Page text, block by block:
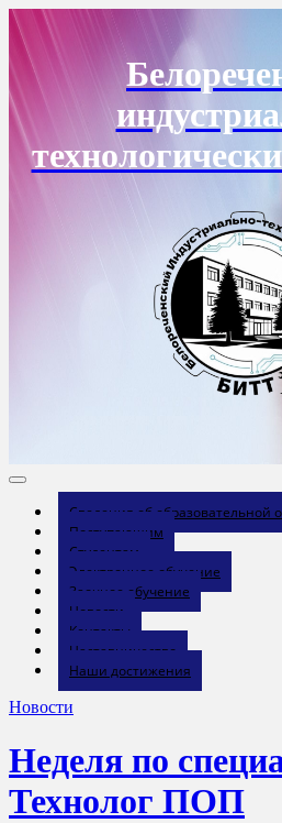
Перейти
содержанию
Сведения об образовательной
Поступающим
Студентам
Электронное обучение
Заочное обучение
Новости
Контакты
Наставничество
Наши достижения
Новости
Неделя по
Технолог ПОП